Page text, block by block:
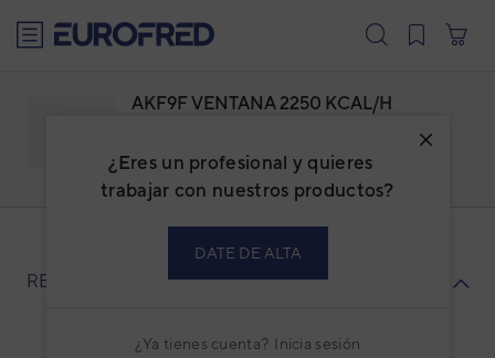
¿Eres un profesional y quieres
trabajar con nuestros productos?
DATE DE ALTA
¿Ya tienes cuenta? Inicia sesión
AKF9F VENTANA 2250 KCAL/H
Código: 3NFE1010
Ref. fabricante: RK-9FA
RECAMBIOS